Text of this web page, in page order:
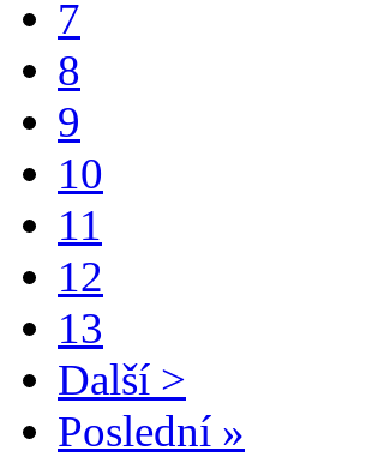
7
8
9
10
11
12
13
Další >
Poslední »